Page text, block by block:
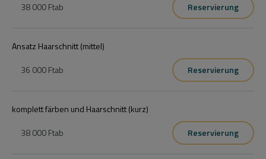
38 000 Ftab Reservierung
Ansatz Haarschnitt (mittel)
36 000 Ftab Reservierung
komplett färben und Haarschnitt (kurz)
38 000 Ftab Reservierung